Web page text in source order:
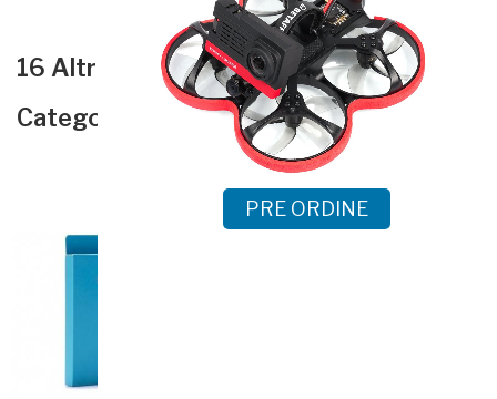
16 Altri Prodotti Della Stessa
Categoria:
PRE ORDINE